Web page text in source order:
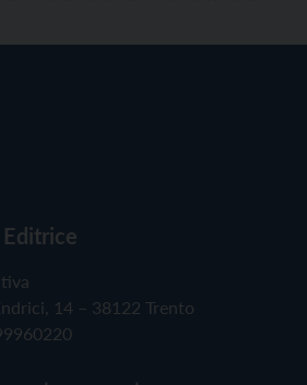
14 – 38122 Trento